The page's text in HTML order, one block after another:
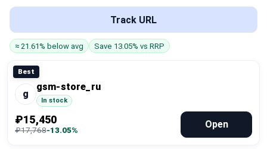
Plans & Pricing
Log in
Track URL
≈ 21.61% below avg Save 13.05% vs RRP
Best
g
gsm-store_ru
In stock
₽15,450
₽17,768-13.05% Open